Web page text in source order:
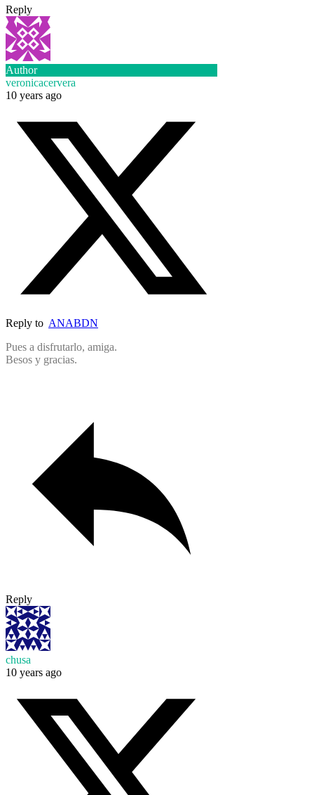
Reply
Author
veronicacervera
10 years ago
Reply to ANABDN
Pues a disfrutarlo, amiga.
Besos y gracias.
Reply
chusa
10 years ago